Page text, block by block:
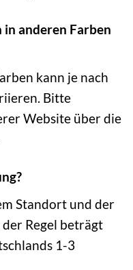
in anderen Farben
kann je nach
Bitte
Website über die
Standort und der
Regel beträgt
1-3